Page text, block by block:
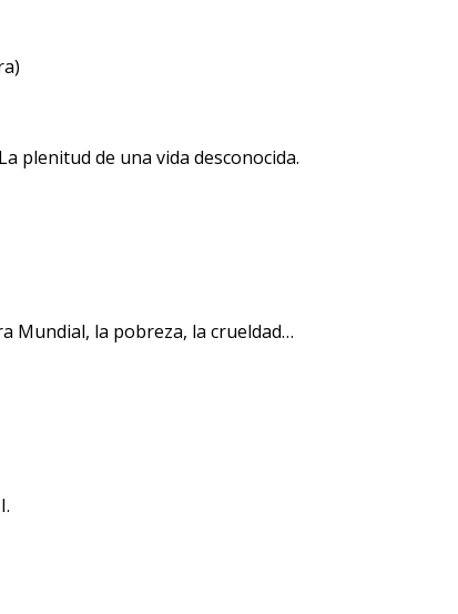
plenitud de una vida desconocida.
Mundial, la pobreza, la crueldad…